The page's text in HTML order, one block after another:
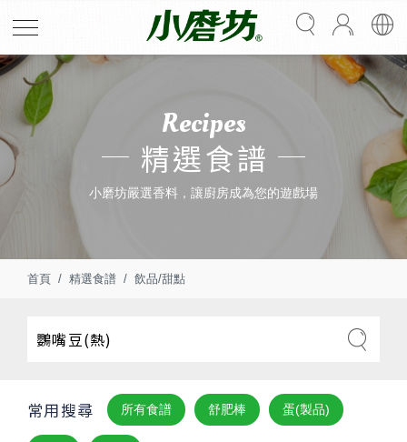
Recipes
精選食譜
小磨坊嚴選香料，讓廚房成為您的遊戲場
首頁 精選食譜 飲品/甜點
常用搜尋 所有食譜 舒肥棒 蛋(製品)